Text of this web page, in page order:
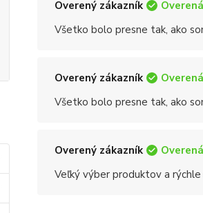
Overený zákazník
Všetko bolo presne tak, ako
Overený zákazník
Všetko bolo presne tak, ako
Overený zákazník
Veľký výber produktov a rýchle